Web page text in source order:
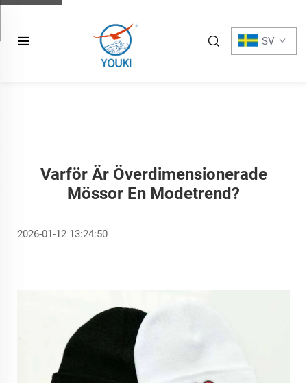
SV
Varför Är Överdimensionerade
Mössor En Mode­trend?
2026-01-12 13:24:50